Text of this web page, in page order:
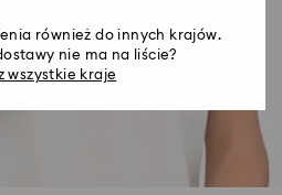
również do innych krajów.
nie ma na liście?
wszystkie kraje